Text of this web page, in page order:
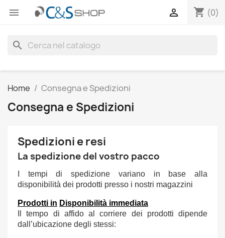
 shopping_cart (0)

search
Home Consegna e Spedizioni
Consegna e Spedizioni
Spedizioni e resi
La spedizione del vostro pacco
I tempi di spedizione variano in base alla
disponibilità dei prodotti presso i nostri magazzini
Prodotti in Disponibilità immediata
Il tempo di affido al corriere dei prodotti dipende
dall’ubicazione degli stessi: